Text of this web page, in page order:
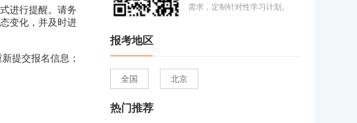
进行提醒。请务
变化，并及时进
提交报名信息；
需求，定制针对性学习计划。
报考地区
全国 北京
热门推荐